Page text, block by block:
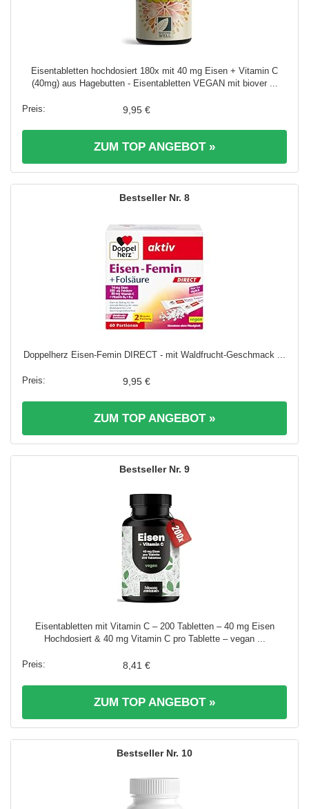
Eisentabletten hochdosiert 180x mit 40 mg Eisen + Vitamin C
(40mg) aus Hagebutten - Eisentabletten VEGAN mit biover ...
9,95 €
ZUM TOP ANGEBOT »
8
Doppelherz Eisen-Femin DIRECT - mit Waldfrucht-Geschmack ...
9,95 €
ZUM TOP ANGEBOT »
9
Eisentabletten mit Vitamin C – 200 Tabletten – 40 mg Eisen
Hochdosiert & 40 mg Vitamin C pro Tablette – vegan ...
8,41 €
ZUM TOP ANGEBOT »
10